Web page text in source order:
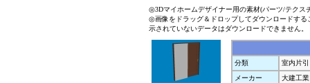
◎3Dマイホームデザイナー用の素材(パーツ/テクス
◎画像をドラッグ＆ドロップしてダウンロードす
示されていないデータはダウンロードできません。
分類
室内片引
メーカー
大建工業